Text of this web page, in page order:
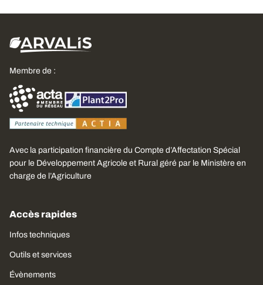
Membre de :
Avec la participation financière du Compte d’Affectation Spécial
pour le Développement Agricole et Rural géré par le Ministère en
charge de l’Agriculture
Accès rapides
Infos techniques
Outils et services
Évènements